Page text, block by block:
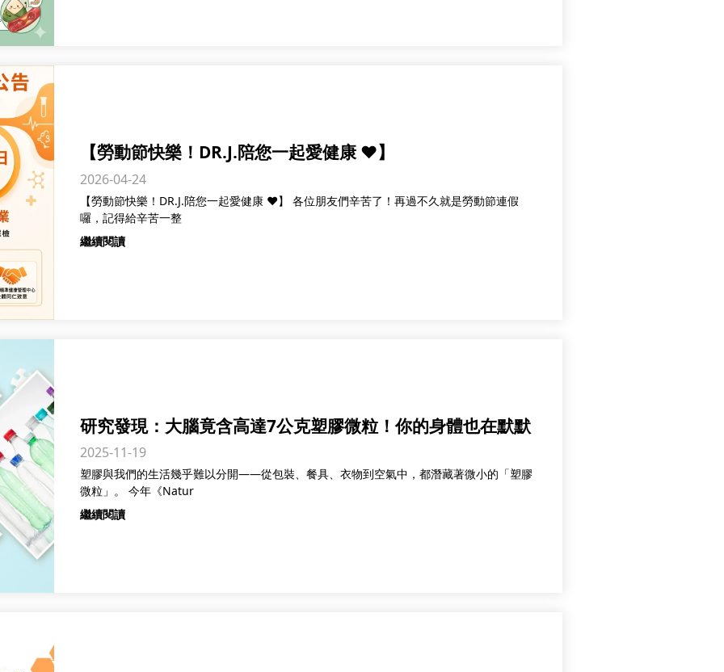
【勞動節快樂！DR.J.陪您一起愛健康 ❤️】
2026-04-24
【勞動節快樂！DR.J.陪您一起愛健康 ❤️】 各位朋友們辛苦了！再過不久就是勞動節連假
囉，記得給辛苦一整
繼續閱讀
研究發現：大腦竟含高達7公克塑膠微粒！你的身體也在默默
累積嗎？
2025-11-19
塑膠與我們的生活幾乎難以分開——從包裝、餐具、衣物到空氣中，都潛藏著微小的「塑膠
微粒」。 今年《Natur
繼續閱讀